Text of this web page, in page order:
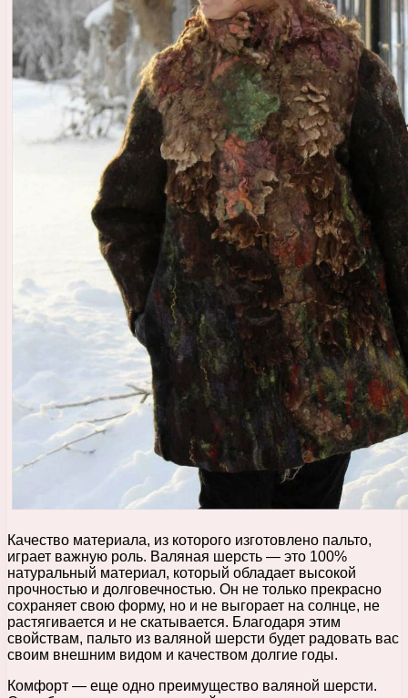
Качество материала, из которого изготовлено пальто,
играет важную роль. Валяная шерсть — это 100%
натуральный материал, который обладает высокой
прочностью и долговечностью. Он не только прекрасно
сохраняет свою форму, но и не выгорает на солнце, не
растягивается и не скатывается. Благодаря этим
свойствам, пальто из валяной шерсти будет радовать вас
своим внешним видом и качеством долгие годы.
Комфорт — еще одно преимущество валяной шерсти.